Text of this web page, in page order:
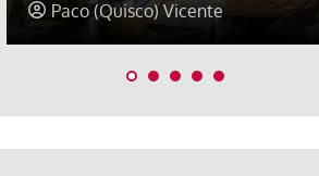
David Alvarado